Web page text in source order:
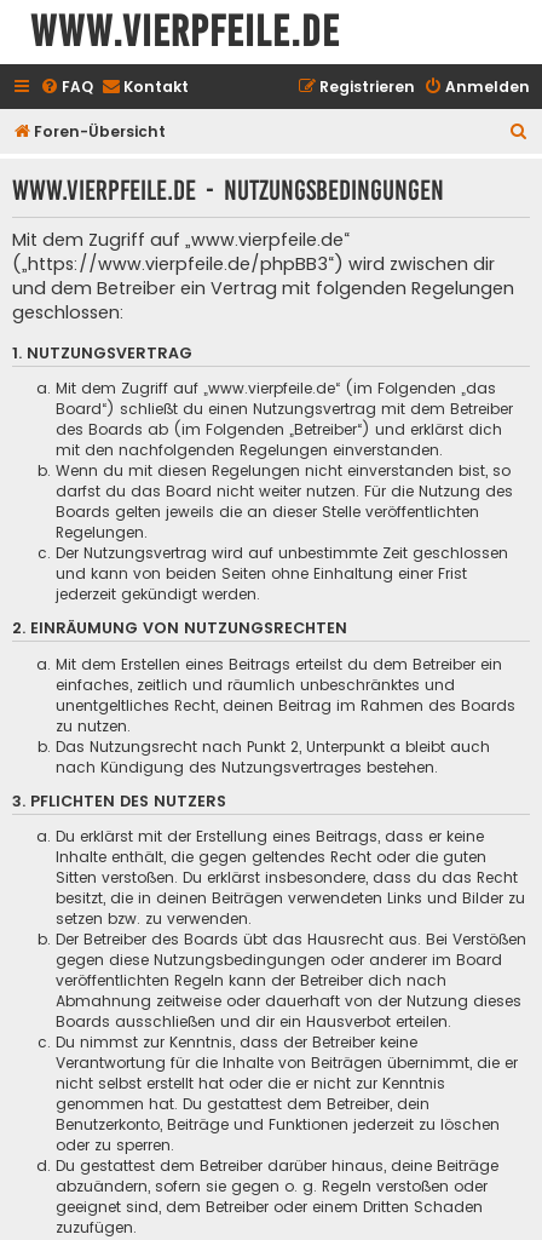
www.vierpfeile.de
FAQ Kontakt Anmelden
Registrieren
Foren-Übersicht
h
www.vierpfeile.de - Nutzungsbedingungen
Mit dem Zugriff auf „www.vierpfeile.de“
(„https://www.vierpfeile.de/phpBB3“) wird zwischen dir
und dem Betreiber ein Vertrag mit folgenden Regelungen
geschlossen:
1. NUTZUNGSVERTRAG
Mit dem Zugriff auf „www.vierpfeile.de“ (im Folgenden „das
Board“) schließt du einen Nutzungsvertrag mit dem Betreiber
des Boards ab (im Folgenden „Betreiber“) und erklärst dich
mit den nachfolgenden Regelungen einverstanden.
Wenn du mit diesen Regelungen nicht einverstanden bist, so
darfst du das Board nicht weiter nutzen. Für die Nutzung des
Boards gelten jeweils die an dieser Stelle veröffentlichten
Regelungen.
Der Nutzungsvertrag wird auf unbestimmte Zeit geschlossen
und kann von beiden Seiten ohne Einhaltung einer Frist
jederzeit gekündigt werden.
2. EINRÄUMUNG VON NUTZUNGSRECHTEN
Mit dem Erstellen eines Beitrags erteilst du dem Betreiber ein
einfaches, zeitlich und räumlich unbeschränktes und
unentgeltliches Recht, deinen Beitrag im Rahmen des Boards
zu nutzen.
Das Nutzungsrecht nach Punkt 2, Unterpunkt a bleibt auch
nach Kündigung des Nutzungsvertrages bestehen.
3. PFLICHTEN DES NUTZERS
Du erklärst mit der Erstellung eines Beitrags, dass er keine
Inhalte enthält, die gegen geltendes Recht oder die guten
Sitten verstoßen. Du erklärst insbesondere, dass du das Recht
besitzt, die in deinen Beiträgen verwendeten Links und Bilder zu
setzen bzw. zu verwenden.
Der Betreiber des Boards übt das Hausrecht aus. Bei Verstößen
gegen diese Nutzungsbedingungen oder anderer im Board
veröffentlichten Regeln kann der Betreiber dich nach
Abmahnung zeitweise oder dauerhaft von der Nutzung dieses
Boards ausschließen und dir ein Hausverbot erteilen.
Du nimmst zur Kenntnis, dass der Betreiber keine
Verantwortung für die Inhalte von Beiträgen übernimmt, die er
nicht selbst erstellt hat oder die er nicht zur Kenntnis
genommen hat. Du gestattest dem Betreiber, dein
Benutzerkonto, Beiträge und Funktionen jederzeit zu löschen
oder zu sperren.
Du gestattest dem Betreiber darüber hinaus, deine Beiträge
abzuändern, sofern sie gegen o. g. Regeln verstoßen oder
geeignet sind, dem Betreiber oder einem Dritten Schaden
zuzufügen.